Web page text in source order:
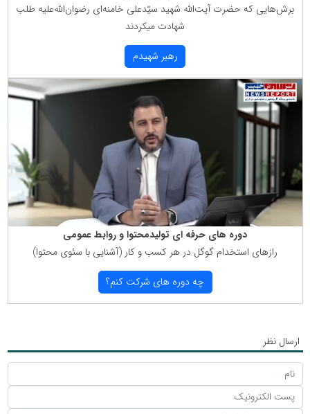
برش‌هایی كه حضرت آیت‌الله شهید سیّدعلی خامنه‌ای رضوان‌الله‌علیه طلب
شهادت میكردند
رهبر شهیدم
دوره های حرفه ای تولیدمحتوا و روابط عمومی
رازهای استخدام گوگل در هر كسب و كار (آشنایی با سئوی محتوا)
چه دوره های شركت كنم؟
ارسال نظر